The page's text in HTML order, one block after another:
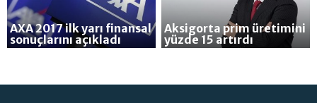
AXA 2017 ilk yarı finansal
sonuçlarını açıkladı
Aksigorta prim üretimini
yüzde 15 artırdı